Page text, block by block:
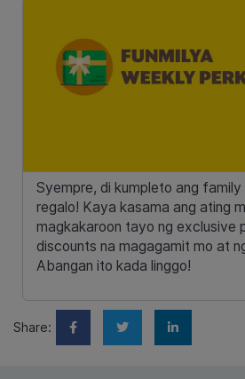
Syempre, di kumpleto ang
regalo! Kaya kasama ang ating
magkakaroon tayo ng exclusive
discounts na magagamit mo at
Abangan ito kada linggo!
Share: